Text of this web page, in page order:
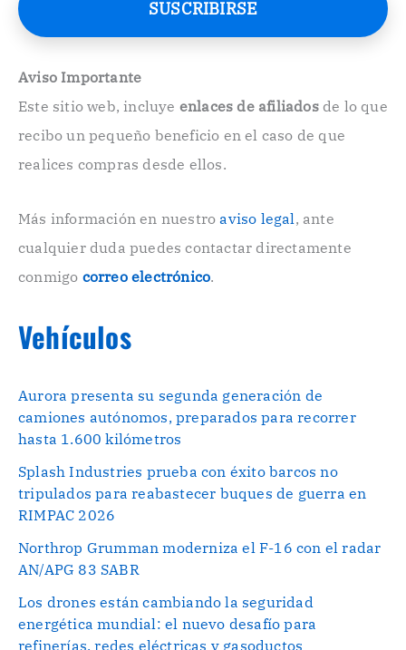
o
e
t
ó
n
o
.
SUSCRIBIRSE
Aviso Importante
Este sitio web, incluye enlaces de afiliadosde lo que
recibo un pequeño beneficio en el caso de que
realices compras desde ellos.
Más información en nuestroaviso legal , ante
cualquier duda puedes contactar directamente
conmigo correo electrónico.
Vehículos
Aurora presenta su segunda generación de
camiones autónomos, preparados para recorrer
hasta 1.600 kilómetros
Splash Industries prueba con éxito barcos no
tripulados para reabastecer buques de guerra en
RIMPAC 2026
Northrop Grumman moderniza el F-16 con el radar
AN/APG 83 SABR
Los drones están cambiando la seguridad
energética mundial: el nuevo desafío para
refinerías, redes eléctricas y gasoductos